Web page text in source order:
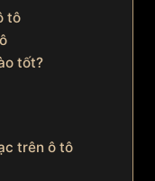
tô
tốt?
trên ô tô